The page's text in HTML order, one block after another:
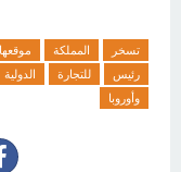
تسخر المملكة موقعها
رئيس
للتجارة الدولية
وأوروبا